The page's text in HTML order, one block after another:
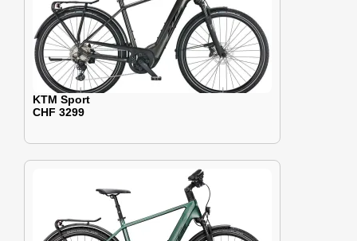
KTM Sport
CHF 3299